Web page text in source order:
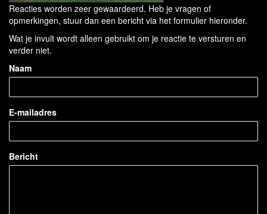
Reacties worden zeer gewaardeerd. Heb je vragen of
opmerkingen, stuur dan een bericht via het formulier hieronder.
Wat je invult wordt alleen gebruikt om je reactie te versturen en
verder niet.
Naam
E-mailadres
Bericht